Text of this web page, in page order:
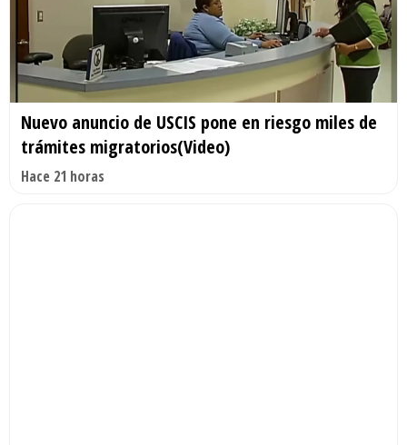
Nuevo anuncio de USCIS pone en riesgo miles de
trámites migratorios(Video)
Hace 21 horas